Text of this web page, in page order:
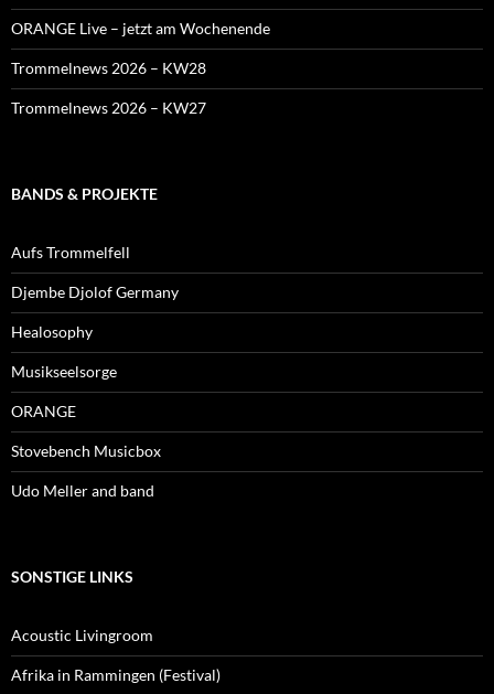
ORANGE Live – jetzt am Wochenende
Trommelnews 2026 – KW28
Trommelnews 2026 – KW27
BANDS & PROJEKTE
Aufs Trommelfell
Djembe Djolof Germany
Healosophy
Musikseelsorge
ORANGE
Stovebench Musicbox
Udo Meller and band
SONSTIGE LINKS
Acoustic Livingroom
Afrika in Rammingen (Festival)